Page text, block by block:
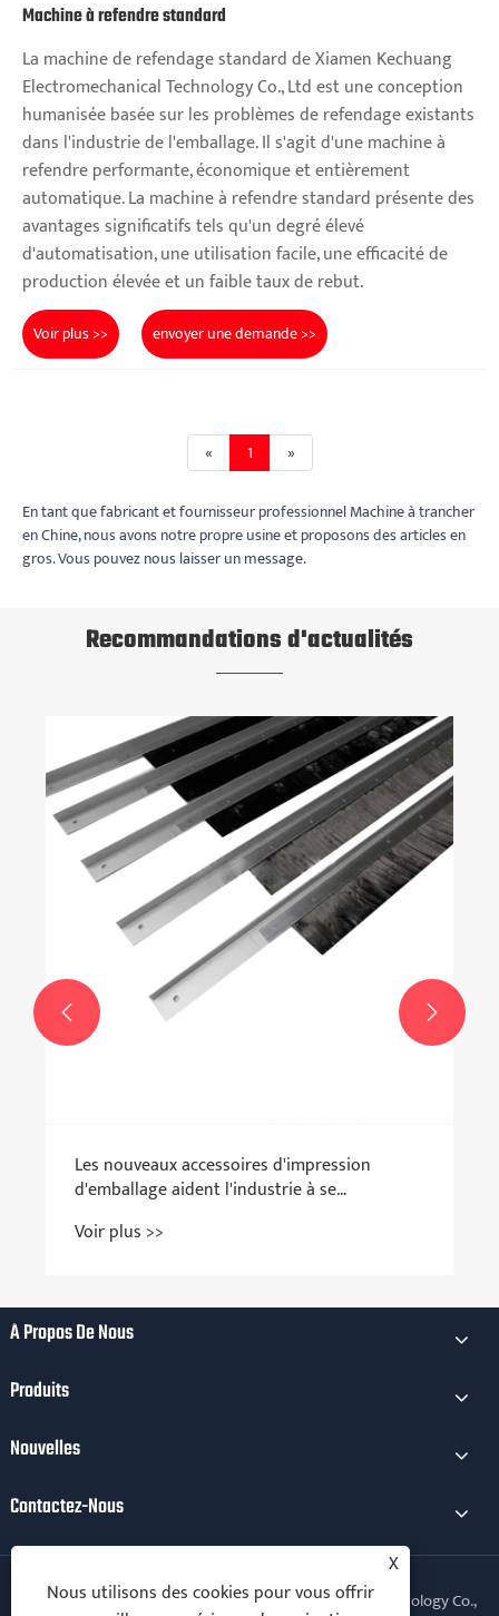
Machine à refendre standard
La machine de refendage standard de Xiamen Kechuang
Electromechanical Technology Co., Ltd est une conception
humanisée basée sur les problèmes de refendage existants
dans l'industrie de l'emballage. Il s'agit d'une machine à
refendre performante, économique et entièrement
automatique. La machine à refendre standard présente des
avantages significatifs tels qu'un degré élevé
d'automatisation, une utilisation facile, une efficacité de
production élevée et un faible taux de rebut.
Voir plus >> envoyer une demande >>
« 1 »
En tant que fabricant et fournisseur professionnel Machine à trancher
en Chine, nous avons notre propre usine et proposons des articles en
gros. Vous pouvez nous laisser un message.
Recommandations d'actualités
Pourquoi choisir un four de polymérisation et
de stratification de qualité industrielle ?
Voir plus >>
 
À Propos De Nous
Produits
Nouvelles
Contactez-Nous
Copyright © 2025 Xiamen Kechuang Electromical Technology Co.,
X
Nous utilisons des cookies pour vous offrir